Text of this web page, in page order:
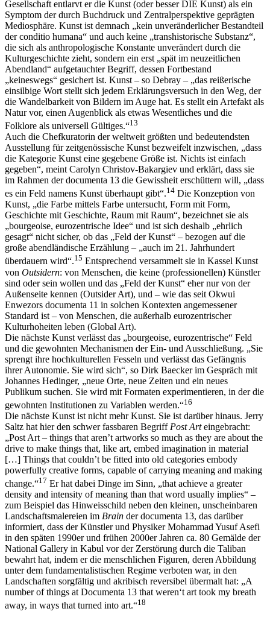
Gesellschaft entlarvt er die Kunst (oder besser DIE Kunst) als ein
Symptom der durch Buchdruck und Zentralperspektive geprägten
Mediosphäre. Kunst ist demnach „kein unveränderlicher Bestandteil
der conditio humana“ und auch keine „transhistorische Substanz“,
die sich als anthropologische Konstante unverändert durch die
Kulturgeschichte zieht, sondern ein erst „spät im neuzeitlichen
Abendland“ aufgetauchter Begriff, dessen Fortbestand
„keineswegs“ gesichert ist. Kunst – so Debray – „das reißerische
einsilbige Wort stellt sich jedem Erklärungsversuch in den Weg, der
die Wandelbarkeit von Bildern im Auge hat. Es stellt ein Artefakt als
Natur vor, einen Augenblick als etwas Wesentliches und die
Folklore als universell Gültiges.“13
Auch die Chefkuratorin der weltweit größten und bedeutendsten
Ausstellung für zeitgenössische Kunst bezweifelt inzwischen, „dass
die Kategorie Kunst eine gegebene Größe ist. Nichts ist einfach
gegeben“, meint Carolyn Christov-Bakargiev und erklärt, dass sie
im Rahmen der documenta 13 die Gewissheit erschüttern will, „dass
es ein Feld namens Kunst überhaupt gibt“.14 Die Konzeption von
Kunst, „die Farbe mittels Farbe untersucht, Form mit Form,
Geschichte mit Geschichte, Raum mit Raum“, bezeichnet sie als
„bourgeoise, eurozentrische Idee“ und ist sich deshalb „ehrlich
gesagt“ nicht sicher, ob das „Feld der Kunst“ – bezogen auf die
große abendländische Erzählung – „auch im 21. Jahrhundert
überdauern wird“.15 Entsprechend versammelt sie in Kassel Kunst
von Outsidern: von Menschen, die keine (professionellen) Künstler
sind oder sein wollen und das „Feld der Kunst“ eher nur von der
Außenseite kennen (Outsider Art), und – wie das seit Okwui
Enwezors documenta 11 in solchen Kontexten angemessener
Standard ist – von Menschen, die außerhalb eurozentrischer
Kulturhoheiten leben (Global Art).
Die nächste Kunst verlässt das „bourgeoise, eurozentrische“ Feld
und die gewohnten Mechanismen der Ein- und Ausschließung. „Sie
sprengt ihre hochkulturellen Fesseln und verlässt das Gefängnis
ihrer Autonomie. Sie wird sich“, so Dirk Baecker im Gespräch mit
Johannes Hedinger, „neue Orte, neue Zeiten und ein neues
Publikum suchen. Sie wird mit Formaten experimentieren, in der die
gewohnten Institutionen zu Variablen werden.“16
Die nächste Kunst ist nicht mehr Kunst. Sie ist darüber hinaus. Jerry
Saltz hat hier den schwer fassbaren Begriff Post Arteingebracht:
„Post Art – things that aren’t artworks so much as they are about the
drive to make things that, like art, embed imagination in material
[…] Things that couldn’t be fitted into old categories embody
powerfully creative forms, capable of carrying meaning and making
change.“17 Er hat dabei Dinge im Sinn, „that achieve a greater
density and intensity of meaning than that word usually implies“ –
zum Beispiel das Hinweisschild neben den kleinen, unscheinbaren
Landschaftsmalereien im Brain der documenta 13, das darüber
informiert, dass der Künstler und Physiker Mohammad Yusuf Asefi
in den späten 1990er und frühen 2000er Jahren ca. 80 Gemälde der
National Gallery in Kabul vor der Zerstörung durch die Taliban
bewahrt hat, indem er die menschlichen Figuren, deren Abbildung
unter dem fundamentalistischen Regime verboten war, in den
Landschaften sorgfältig und akribisch reversibel übermalt hat: „A
number of things at Documenta 13 that weren‘t art took my breath
away, in ways that turned into art.“18